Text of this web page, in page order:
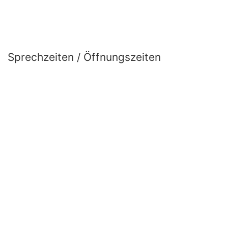
Sprechzeiten / Öffnungszeiten